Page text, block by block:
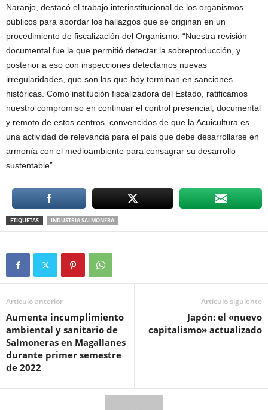
Naranjo, destacó el trabajo interinstitucional de los organismos
públicos para abordar los hallazgos que se originan en un
procedimiento de fiscalización del Organismo. “Nuestra revisión
documental fue la que permitió detectar la sobreproducción, y
posterior a eso con inspecciones detectamos nuevas
irregularidades, que son las que hoy terminan en sanciones
históricas. Como institución fiscalizadora del Estado, ratificamos
nuestro compromiso en continuar el control presencial, documental
y remoto de estos centros, convencidos de que la Acuicultura es
una actividad de relevancia para el país que debe desarrollarse en
armonía con el medioambiente para consagrar su desarrollo
sustentable”.
ETIQUETAS INDUSTRIA SALMONERA
Artículo anterior
Aumenta incumplimiento
ambiental y sanitario de
Salmoneras en Magallanes
durante primer semestre
de 2022
Artículo siguiente
Japón: el «nuevo
capitalismo» actualizado